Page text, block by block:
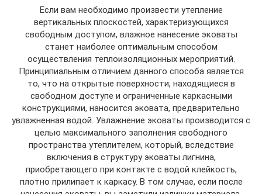
Если вам необходимо произвести утепление
вертикальных плоскостей, характеризующихся
свободным доступом, влажное нанесение эковаты
станет наиболее оптимальным способом
осуществления теплоизоляционных мероприятий.
Принципиальным отличием данного способа является
то, что на открытые поверхности, находящиеся в
свободном доступе и ограниченные каркасными
конструкциями, наносится эковата, предварительно
увлажненная водой. Увлажнение эковаты производится с
целью максимального заполнения свободного
пространства утеплителем, который, вследствие
включения в структуру эковаты лигнина,
приобретающего при контакте с водой клейкость,
плотно прилипает к каркасу. В том случае, если после